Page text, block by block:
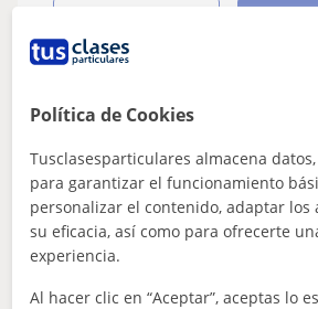
15€/h
Bilbao, Basauri, Etxebarri, ...
Cocina
Política de Cookies
Tusclasesparticulares almacena
para garantizar el funcionamiento
personalizar el contenido, adaptar los
su eficacia, así como para ofrecerte
experiencia.
Al hacer clic en “Aceptar”, aceptas lo